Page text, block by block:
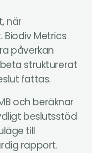
när
Metrics
påverkan
strukturerat
fattas.
och beräknar
beslutsstöd
till
rapport.